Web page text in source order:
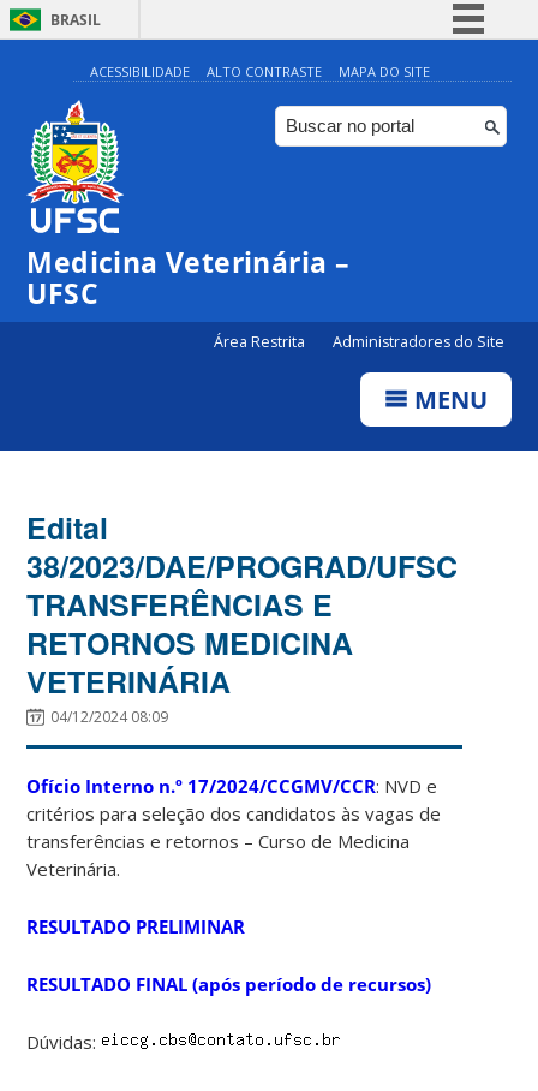
BRASIL
Simplifique!
Comunica BR
Participe
ACESSIBILIDADE ALTO CONTRASTE MAPA DO SITE
Medicina Veterinária –
UFSC
Área Restrita Administradores do Site
MENU
Edital
38/2023/DAE/PROGRAD/UFSC
TRANSFERÊNCIAS E
RETORNOS MEDICINA
VETERINÁRIA
04/12/2024 08:09
Ofício Interno n.º 17/2024/CCGMV/CCR: NVD e
critérios para seleção dos candidatos às vagas de
transferências e retornos – Curso de Medicina
Veterinária.
RESULTADO PRELIMINAR
RESULTADO FINAL (após período de recursos)
Dúvidas: